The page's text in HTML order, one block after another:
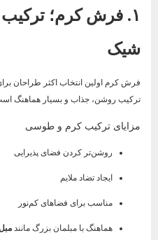
۱. فرش کرم؛
شیک
فرش کرم اولین انتخاب اکثر طراحان
ترکیب روشن، جذاب و بسیار هماهنگ
مزایای ترکیب کرم و طوسی
روشن‌تر کردن فضای پذیرایی
ایجاد تضاد ملایم
مناسب برای فضاهای کم‌نور
هماهنگ با مبلمان بزرگ مانندمبل